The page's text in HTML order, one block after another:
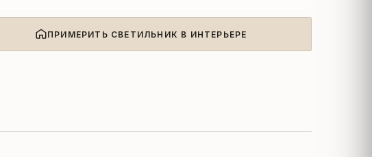
ПРИМЕРИТЬ СВЕТИЛЬНИК В ИНТЕРЬЕРЕ